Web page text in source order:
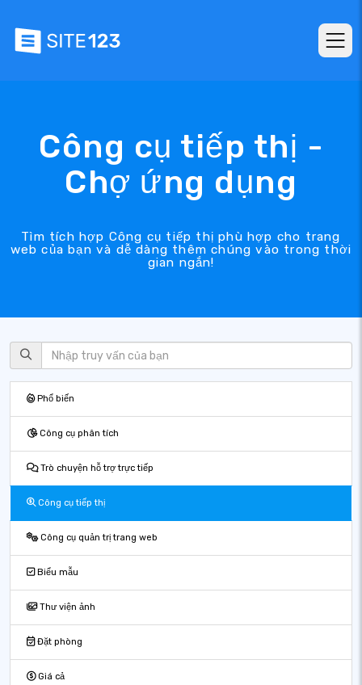
Công cụ tiếp thị -
Chợ ứng dụng
Tìm tích hợp Công cụ tiếp thị phù hợp cho trang
web của bạn và dễ dàng thêm chúng vào trong thời
gian ngắn!
Phổ biến
Công cụ phân tích
Trò chuyện hỗ trợ trực tiếp
Công cụ tiếp thị
Công cụ quản trị trang web
Biểu mẫu
Thư viện ảnh
Đặt phòng
Giá cả